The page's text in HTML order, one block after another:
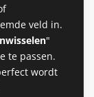
veld in.
"
te passen.
wordt